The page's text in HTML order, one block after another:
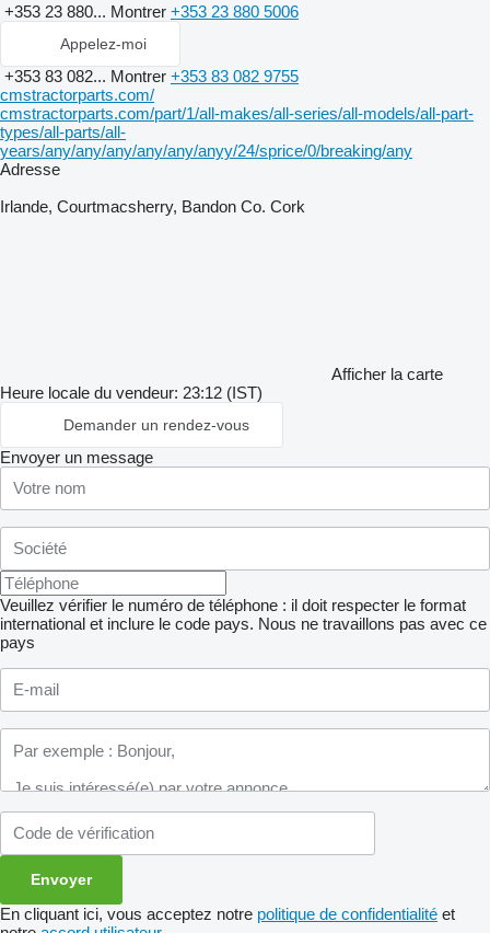
+353 23 880... Montrer +353 23 880 5006
Appelez-moi
+353 83 082... Montrer +353 83 082 9755
cmstractorparts.com/
cmstractorparts.com/part/1/all-makes/all-series/all-models/all-part-
types/all-parts/all-
years/any/any/any/any/any/anyy/24/sprice/0/breaking/any
Adresse
Irlande, Courtmacsherry, Bandon Co. Cork
Afficher la carte
Heure locale du vendeur: 23:12 (IST)
Demander un rendez-vous
Envoyer un message
Veuillez vérifier le numéro de téléphone : il doit respecter le format
international et inclure le code pays. Nous ne travaillons pas avec ce
pays
En cliquant ici, vous acceptez notre politique de confidentialité et